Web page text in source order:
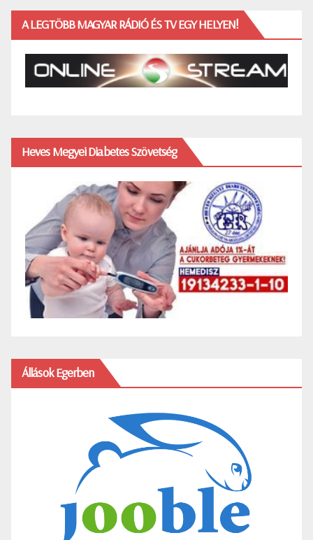
A LEGTÖBB MAGYAR RÁDIÓ ÉS TV EGY HELYEN!
Heves Megyei Diabetes Szövetség
Állások Egerben